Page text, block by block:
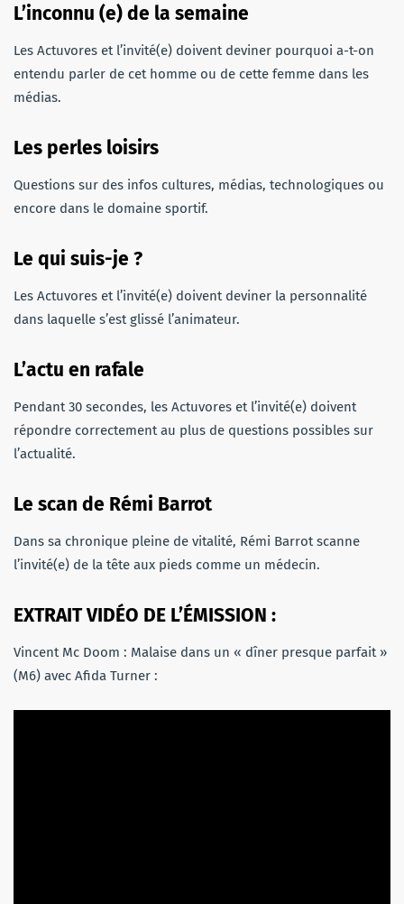
L’inconnu (e) de la semaine
Les Actuvores et l’invité(e) doivent deviner pourquoi a-t-on
entendu parler de cet homme ou de cette femme dans les
médias.
Les perles loisirs
Questions sur des infos cultures, médias, technologiques ou
encore dans le domaine sportif.
Le qui suis-je ?
Les Actuvores et l’invité(e) doivent deviner la personnalité
dans laquelle s’est glissé l’animateur.
L’actu en rafale
Pendant 30 secondes, les Actuvores et l’invité(e) doivent
répondre correctement au plus de questions possibles sur
l’actualité.
Le scan de Rémi Barrot
Dans sa chronique pleine de vitalité, Rémi Barrot scanne
l’invité(e) de la tête aux pieds comme un médecin.
EXTRAIT VIDÉO DE L’ÉMISSION :
Vincent Mc Doom : Malaise dans un « dîner presque parfait »
(M6) avec Afida Turner :